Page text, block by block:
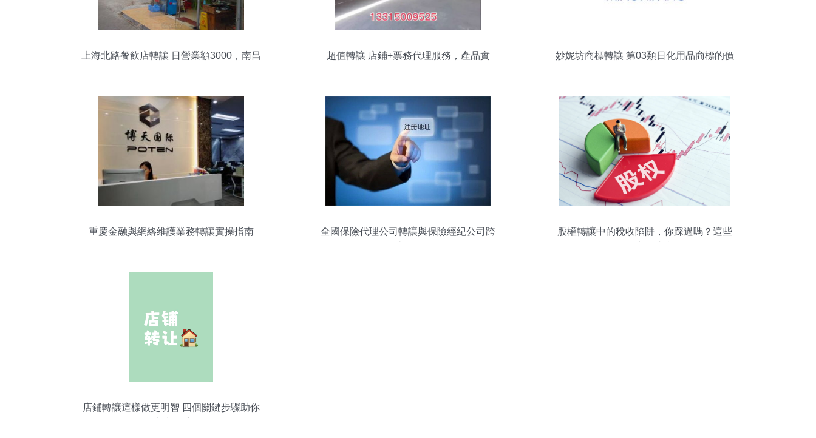
上海北路餐飲店轉讓 日營業額3000，南昌
超值轉讓 店鋪+票務代理服務，產品實
妙妮坊商標轉讓 第03類日化用品商標的價
重慶金融與網絡維護業務轉讓實操指南
全國保險代理公司轉讓與保險經紀公司跨
股權轉讓中的稅收陷阱，你踩過嗎？這些
店鋪轉讓這樣做更明智 四個關鍵步驟助你